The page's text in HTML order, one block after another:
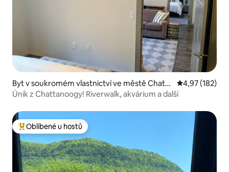
Byt v soukromém vlastnictví ve městě Chatta
nooga
Průměrné
4,97 (182)
Únik z Chattanoogy! Riverwalk, akvárium a další
Nejlepší v kategorii Oblíbené u hostů
Oblíbené u hostů